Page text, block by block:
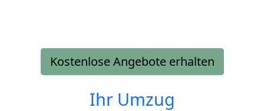
Kostenlose Angebote erhalten
Ihr Umzug